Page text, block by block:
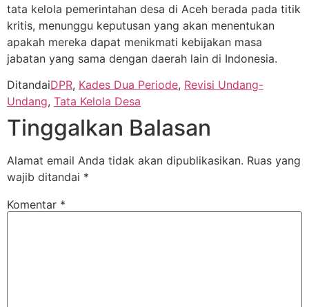
tata kelola pemerintahan desa di Aceh berada pada titik
kritis, menunggu keputusan yang akan menentukan
apakah mereka dapat menikmati kebijakan masa
jabatan yang sama dengan daerah lain di Indonesia.
DitandaiDPR, Kades Dua Periode, Revisi Undang-
Undang, Tata Kelola Desa
Tinggalkan Balasan
Alamat email Anda tidak akan dipublikasikan. Ruas yang
wajib ditandai *
Komentar *